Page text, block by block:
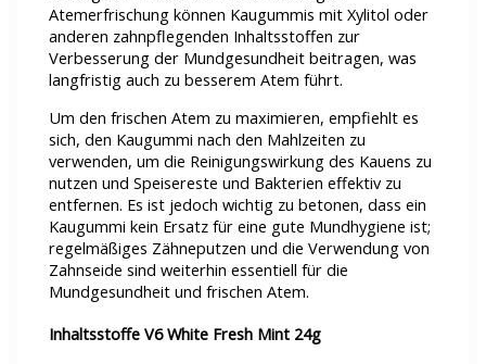
Atemerfrischung können Kaugummis mit Xylitol oder
anderen zahnpflegenden Inhaltsstoffen zur
Verbesserung der Mundgesundheit beitragen, was
langfristig auch zu besserem Atem führt.
Um den frischen Atem zu maximieren, empfiehlt es
sich, den Kaugummi nach den Mahlzeiten zu
verwenden, um die Reinigungswirkung des Kauens zu
nutzen und Speisereste und Bakterien effektiv zu
entfernen. Es ist jedoch wichtig zu betonen, dass ein
Kaugummi kein Ersatz für eine gute Mundhygiene ist;
regelmäßiges Zähneputzen und die Verwendung von
Zahnseide sind weiterhin essentiell für die
Mundgesundheit und frischen Atem.
Inhaltsstoffe V6 White Fresh Mint 24g